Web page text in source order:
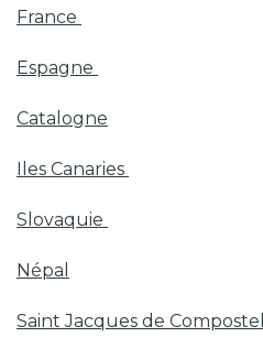
France
Espagne
Catalogne
Iles Canaries
Slovaquie
Népal
Saint Jacques de